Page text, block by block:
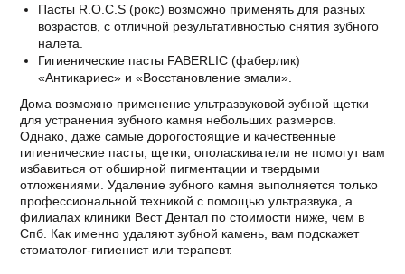
Пасты R.O.C.S (рокс) возможно применять для разных
возрастов, с отличной результативностью снятия зубного
налета.
Гигиенические пасты FABERLIC (фаберлик)
«Антикариес» и «Восстановление эмали».
Дома возможно применение ультразвуковой зубной щетки
для устранения зубного камня небольших размеров.
Однако, даже самые дорогостоящие и качественные
гигиенические пасты, щетки, ополаскиватели не помогут вам
избавиться от обширной пигментации и твердыми
отложениями. Удаление зубного камня выполняется только
профессиональной техникой с помощью ультразвука, а
филиалах клиники Вест Дентал по стоимости ниже, чем в
Спб. Как именно удаляют зубной камень, вам подскажет
стоматолог-гигиенист или терапевт.